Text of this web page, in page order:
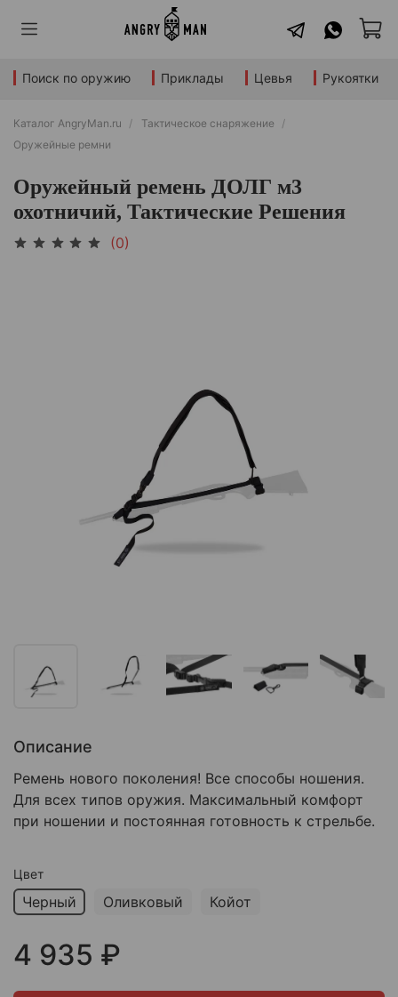
Поиск по оружию Приклады Цевья Рукоятки
Каталог AngryMan.ru
Тактическое снаряжение
Оружейные ремни
Оружейный ремень ДОЛГ м3
охотничий, Тактические Решения
(0)
Цвет
Черный Оливковый Койот
Описание
Ремень нового поколения! Все способы ношения.
Для всех типов оружия. Максимальный комфорт
при ношении и постоянная готовность к стрельбе.
4 935 ₽